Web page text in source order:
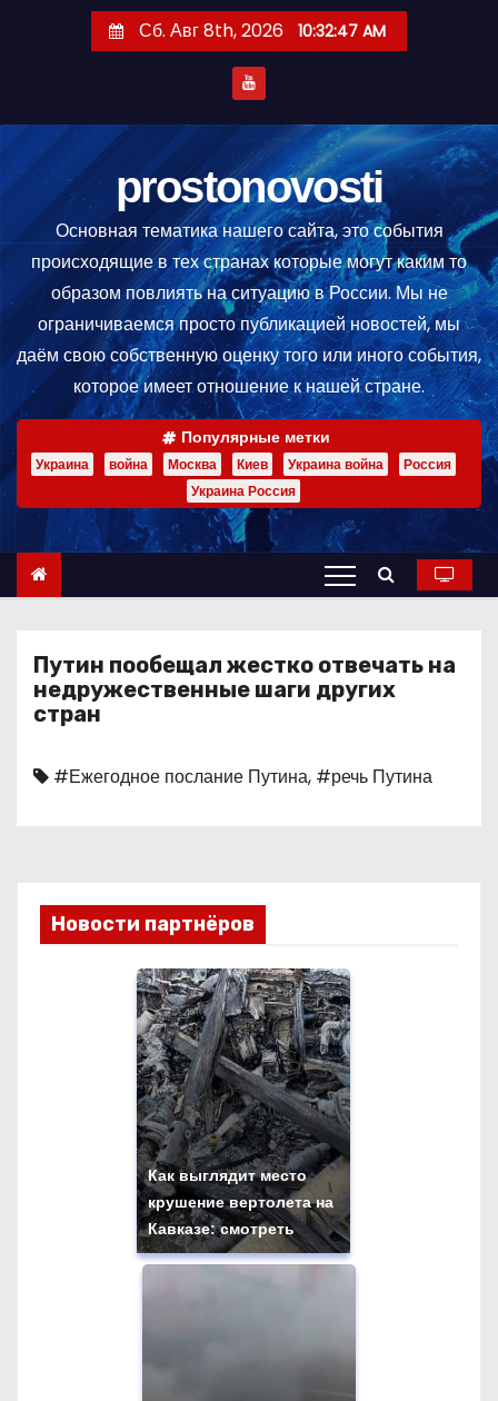
е
р
ж
м
Сб. Авг 8th, 2026 10:32:47 AM
prostonovosti
Основная тематика нашего сайта, это события
происходящие в тех странах которые могут каким то
образом повлиять на ситуацию в России. Мы не
ограничиваемся просто публикацией новостей, мы
даём свою собственную оценку того или иного события,
которое имеет отношение к нашей стране.
Популярные метки
Украина война Москва Киев Украина война
Россия
Украина Россия
Путин пообещал жестко отвечать на
недружественные шаги других
стран
#Ежегодное послание Путина, #речь Путина
Новости партнёров
Как выглядит место
крушение вертолета на
Кавказе: смотреть